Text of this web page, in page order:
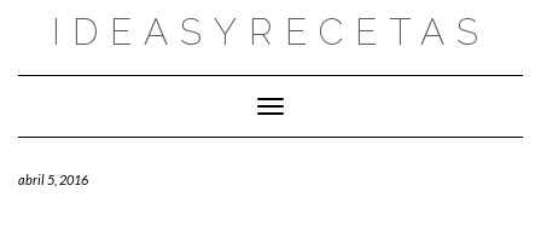
IDEASYRECETAS
Cambiar modo de navegación
abril 5, 2016